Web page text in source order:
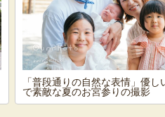
「普段通りの自然な表情」優し
で素敵な夏のお宮参りの撮影